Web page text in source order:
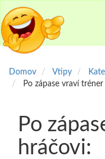
Domov Vtipy
Po zápase vraví
Po
hráčovi: